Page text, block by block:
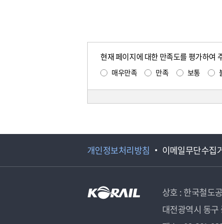
현재 페이지에 대한 만족도를 평가하여
매우만족 만족 보통
개인정보처리방침 이메일무단수집
상호 : 한국철도
대전광역시 동구